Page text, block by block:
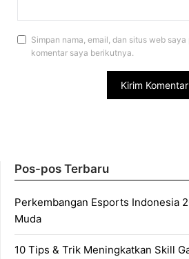
Simpan nama, email, dan situs web
komentar saya berikutnya.
Pos-pos Terbaru
Perkembangan Esports Indonesia
Muda
10 Tips & Trik Meningkatkan Skill